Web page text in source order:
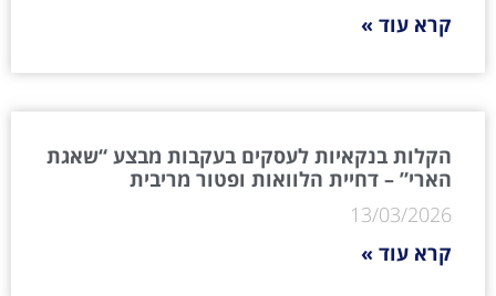
קרא עוד »
הקלות בנקאיות לעסקים בעקבות מבצע “שאגת
הארי” – דחיית הלוואות ופטור מריבית
13/03/2026
קרא עוד »